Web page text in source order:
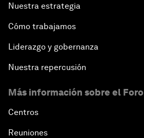
Nuestra estrategia
Cómo trabajamos
Liderazgo y gobernanza
Nuestra repercusión
Más información sobre el Foro
Centros
Reuniones